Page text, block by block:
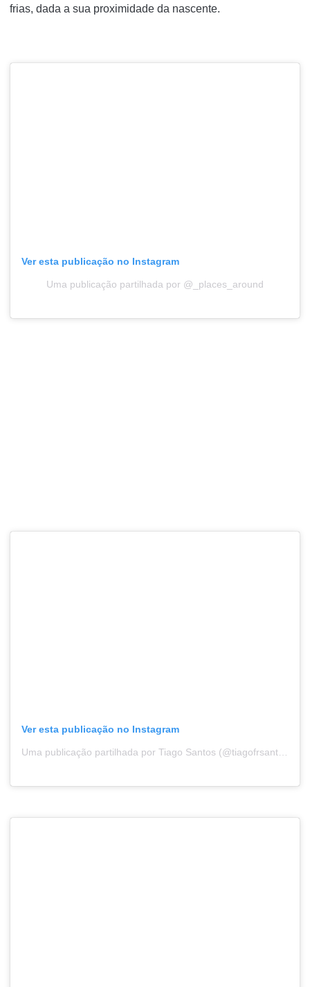
frias, dada a sua proximidade da nascente.
Ver esta publicação no Instagram
Uma publicação partilhada por @_places_around
Ver esta publicação no Instagram
Uma publicação partilhada por Tiago Santos (@tiagofrsantos)